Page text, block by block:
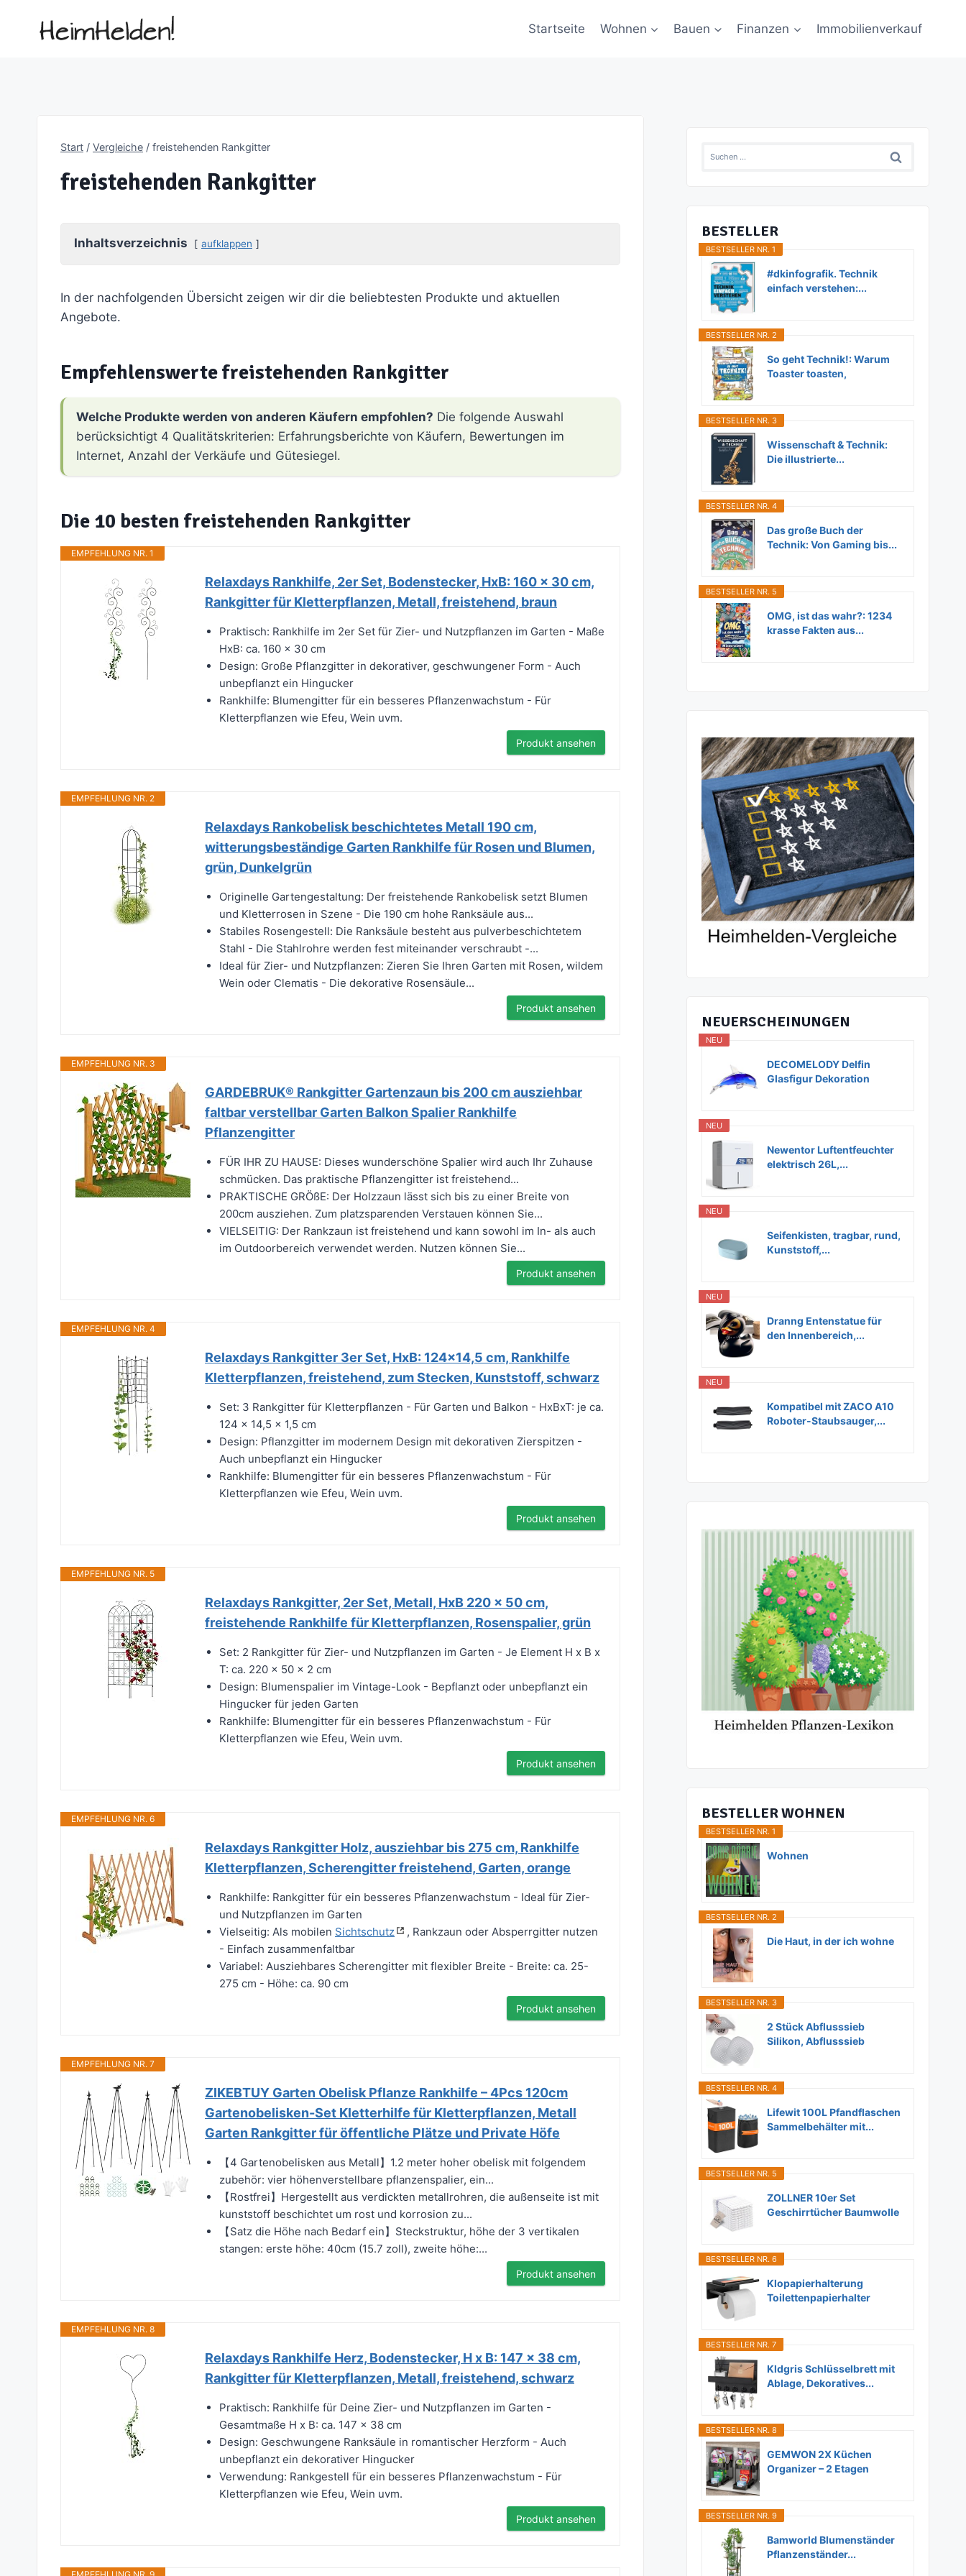
Startseite Wohnen Bauen Finanzen Immobilienverkauf
Start / Vergleiche / freistehenden Rankgitter
freistehenden Rankgitter
Inhaltsverzeichnis aufklappen
In der nachfolgenden Übersicht zeigen wir dir die beliebtesten Produkte und aktuellen
Angebote.
Empfehlenswerte freistehenden Rankgitter
Welche Produkte werden von anderen Käufern empfohlen? Die folgende Auswahl
berücksichtigt 4 Qualitätskriterien: Erfahrungsberichte von Käufern, Bewertungen im
Internet, Anzahl der Verkäufe und Gütesiegel.
Die 10 besten freistehenden Rankgitter
EMPFEHLUNG NR. 1
Relaxdays Rankhilfe, 2er Set, Bodenstecker, HxB: 160 x 30 cm,
Rankgitter für Kletterpflanzen, Metall, freistehend, braun
Praktisch: Rankhilfe im 2er Set für Zier- und Nutzpflanzen im Garten - Maße
HxB: ca. 160 x 30 cm
Design: Große Pflanzgitter in dekorativer, geschwungener Form - Auch
unbepflanzt ein Hingucker
Rankhilfe: Blumengitter für ein besseres Pflanzenwachstum - Für
Kletterpflanzen wie Efeu, Wein uvm.
Produkt ansehen
EMPFEHLUNG NR. 2
Relaxdays Rankobelisk beschichtetes Metall 190 cm,
witterungsbeständige Garten Rankhilfe für Rosen und Blumen,
grün, Dunkelgrün
Originelle Gartengestaltung: Der freistehende Rankobelisk setzt Blumen
und Kletterrosen in Szene - Die 190 cm hohe Ranksäule aus...
Stabiles Rosengestell: Die Ranksäule besteht aus pulverbeschichtetem
Stahl - Die Stahlrohre werden fest miteinander verschraubt -...
Ideal für Zier- und Nutzpflanzen: Zieren Sie Ihren Garten mit Rosen, wildem
Wein oder Clematis - Die dekorative Rosensäule...
Produkt ansehen
EMPFEHLUNG NR. 3
GARDEBRUK® Rankgitter Gartenzaun bis 200 cm ausziehbar
faltbar verstellbar Garten Balkon Spalier Rankhilfe
Pflanzengitter
FÜR IHR ZU HAUSE: Dieses wunderschöne Spalier wird auch Ihr Zuhause
schmücken. Das praktische Pflanzengitter ist freistehend...
PRAKTISCHE GRÖßE: Der Holzzaun lässt sich bis zu einer Breite von
200cm ausziehen. Zum platzsparenden Verstauen können Sie...
VIELSEITIG: Der Rankzaun ist freistehend und kann sowohl im In- als auch
im Outdoorbereich verwendet werden. Nutzen können Sie...
Produkt ansehen
EMPFEHLUNG NR. 4
Relaxdays Rankgitter 3er Set, HxB: 124x14,5 cm, Rankhilfe
Kletterpflanzen, freistehend, zum Stecken, Kunststoff, schwarz
Set: 3 Rankgitter für Kletterpflanzen - Für Garten und Balkon - HxBxT: je ca.
124 x 14,5 x 1,5 cm
Design: Pflanzgitter im modernem Design mit dekorativen Zierspitzen -
Auch unbepflanzt ein Hingucker
Rankhilfe: Blumengitter für ein besseres Pflanzenwachstum - Für
Kletterpflanzen wie Efeu, Wein uvm.
Produkt ansehen
EMPFEHLUNG NR. 5
Relaxdays Rankgitter, 2er Set, Metall, HxB 220 x 50 cm,
freistehende Rankhilfe für Kletterpflanzen, Rosenspalier, grün
Set: 2 Rankgitter für Zier- und Nutzpflanzen im Garten - Je Element H x B x
T: ca. 220 x 50 x 2 cm
Design: Blumenspalier im Vintage-Look - Bepflanzt oder unbepflanzt ein
Hingucker für jeden Garten
Rankhilfe: Blumengitter für ein besseres Pflanzenwachstum - Für
Kletterpflanzen wie Efeu, Wein uvm.
Produkt ansehen
EMPFEHLUNG NR. 6
Relaxdays Rankgitter Holz, ausziehbar bis 275 cm, Rankhilfe
Kletterpflanzen, Scherengitter freistehend, Garten, orange
Rankhilfe: Rankgitter für ein besseres Pflanzenwachstum - Ideal für Zier-
und Nutzpflanzen im Garten
Vielseitig: Als mobilen Sichtschutz
, Rankzaun oder Absperrgitter nutzen
- Einfach zusammenfaltbar
Variabel: Ausziehbares Scherengitter mit flexibler Breite - Breite: ca. 25-
275 cm - Höhe: ca. 90 cm
Produkt ansehen
EMPFEHLUNG NR. 7
ZIKEBTUY Garten Obelisk Pflanze Rankhilfe – 4Pcs 120cm
Gartenobelisken-Set Kletterhilfe für Kletterpflanzen, Metall
Garten Rankgitter für öffentliche Plätze und Private Höfe
【4 Gartenobelisken aus Metall】1.2 meter hoher obelisk mit folgendem
zubehör: vier höhenverstellbare pflanzenspalier, ein...
【Rostfrei】Hergestellt aus verdickten metallrohren, die außenseite ist mit
kunststoff beschichtet um rost und korrosion zu...
【Satz die Höhe nach Bedarf ein】Steckstruktur, höhe der 3 vertikalen
stangen: erste höhe: 40cm (15.7 zoll), zweite höhe:...
Produkt ansehen
EMPFEHLUNG NR. 8
Relaxdays Rankhilfe Herz, Bodenstecker, H x B: 147 x 38 cm,
Rankgitter für Kletterpflanzen, Metall, freistehend, schwarz
Praktisch: Rankhilfe für Deine Zier- und Nutzpflanzen im Garten -
Gesamtmaße H x B: ca. 147 x 38 cm
Design: Geschwungene Ranksäule in romantischer Herzform - Auch
unbepflanzt ein dekorativer Hingucker
Verwendung: Rankgestell für ein besseres Pflanzenwachstum - Für
Kletterpflanzen wie Efeu, Wein uvm.
Produkt ansehen
Suchen
BESTELLER
BESTSELLER NR. 1
#dkinfografik. Technik
einfach verstehen:...
BESTSELLER NR. 2
So geht Technik!: Warum
Toaster toasten,
BESTSELLER NR. 3
Wissenschaft & Technik:
Die illustrierte...
BESTSELLER NR. 4
Das große Buch der
Technik: Von Gaming bis...
BESTSELLER NR. 5
OMG, ist das wahr?: 1234
krasse Fakten aus...
NEUERSCHEINUNGEN
NEU
DECOMELODY Delfin
Glasfigur Dekoration
NEU
Newentor Luftentfeuchter
elektrisch 26L,...
NEU
Seifenkisten, tragbar, rund,
Kunststoff,...
NEU
Dranng Entenstatue für
den Innenbereich,...
NEU
Kompatibel mit ZACO A10
Roboter-Staubsauger,...
BESTELLER WOHNEN
BESTSELLER NR. 1
Wohnen
BESTSELLER NR. 2
Die Haut, in der ich wohne
BESTSELLER NR. 3
2 Stück Abflusssieb
Silikon, Abflusssieb
BESTSELLER NR. 4
Lifewit 100L Pfandflaschen
Sammelbehälter mit...
BESTSELLER NR. 5
ZOLLNER 10er Set
Geschirrtücher Baumwolle
BESTSELLER NR. 6
Klopapierhalterung
Toilettenpapierhalter
BESTSELLER NR. 7
Kldgris Schlüsselbrett mit
Ablage, Dekoratives...
BESTSELLER NR. 8
GEMWON 2X Küchen
Organizer – 2 Etagen
BESTSELLER NR. 9
Bamworld Blumenständer
Pflanzenständer...